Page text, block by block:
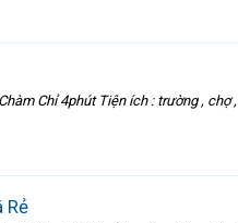
Chỉ 4phút Tiện ích : trường , chợ
Rẻ